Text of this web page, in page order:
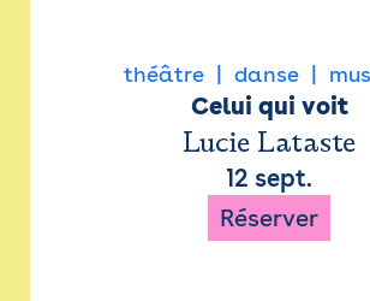
théâtre danse
Celui qui voit
Lucie Lataste
12 sept.
Réserver